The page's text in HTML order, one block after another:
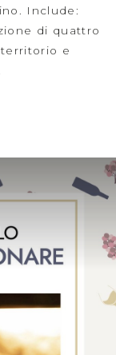
Include:
di quattro
e